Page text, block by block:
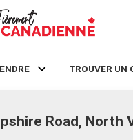
TROUVER UN
Road, North